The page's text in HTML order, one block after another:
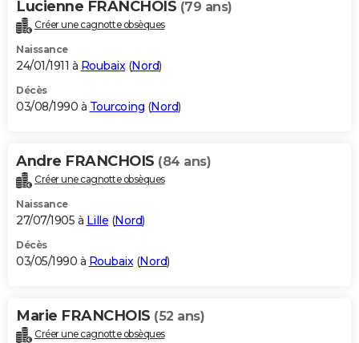
Lucienne FRANCHOIS (79 ans)
Créer une cagnotte obsèques
Naissance
24/01/1911 à Roubaix(Nord)
Décès
03/08/1990 à Tourcoing (Nord)
Andre FRANCHOIS (84 ans)
Créer une cagnotte obsèques
Naissance
27/07/1905 à Lille (Nord)
Décès
03/05/1990 à Roubaix(Nord)
Marie FRANCHOIS (52 ans)
Créer une cagnotte obsèques